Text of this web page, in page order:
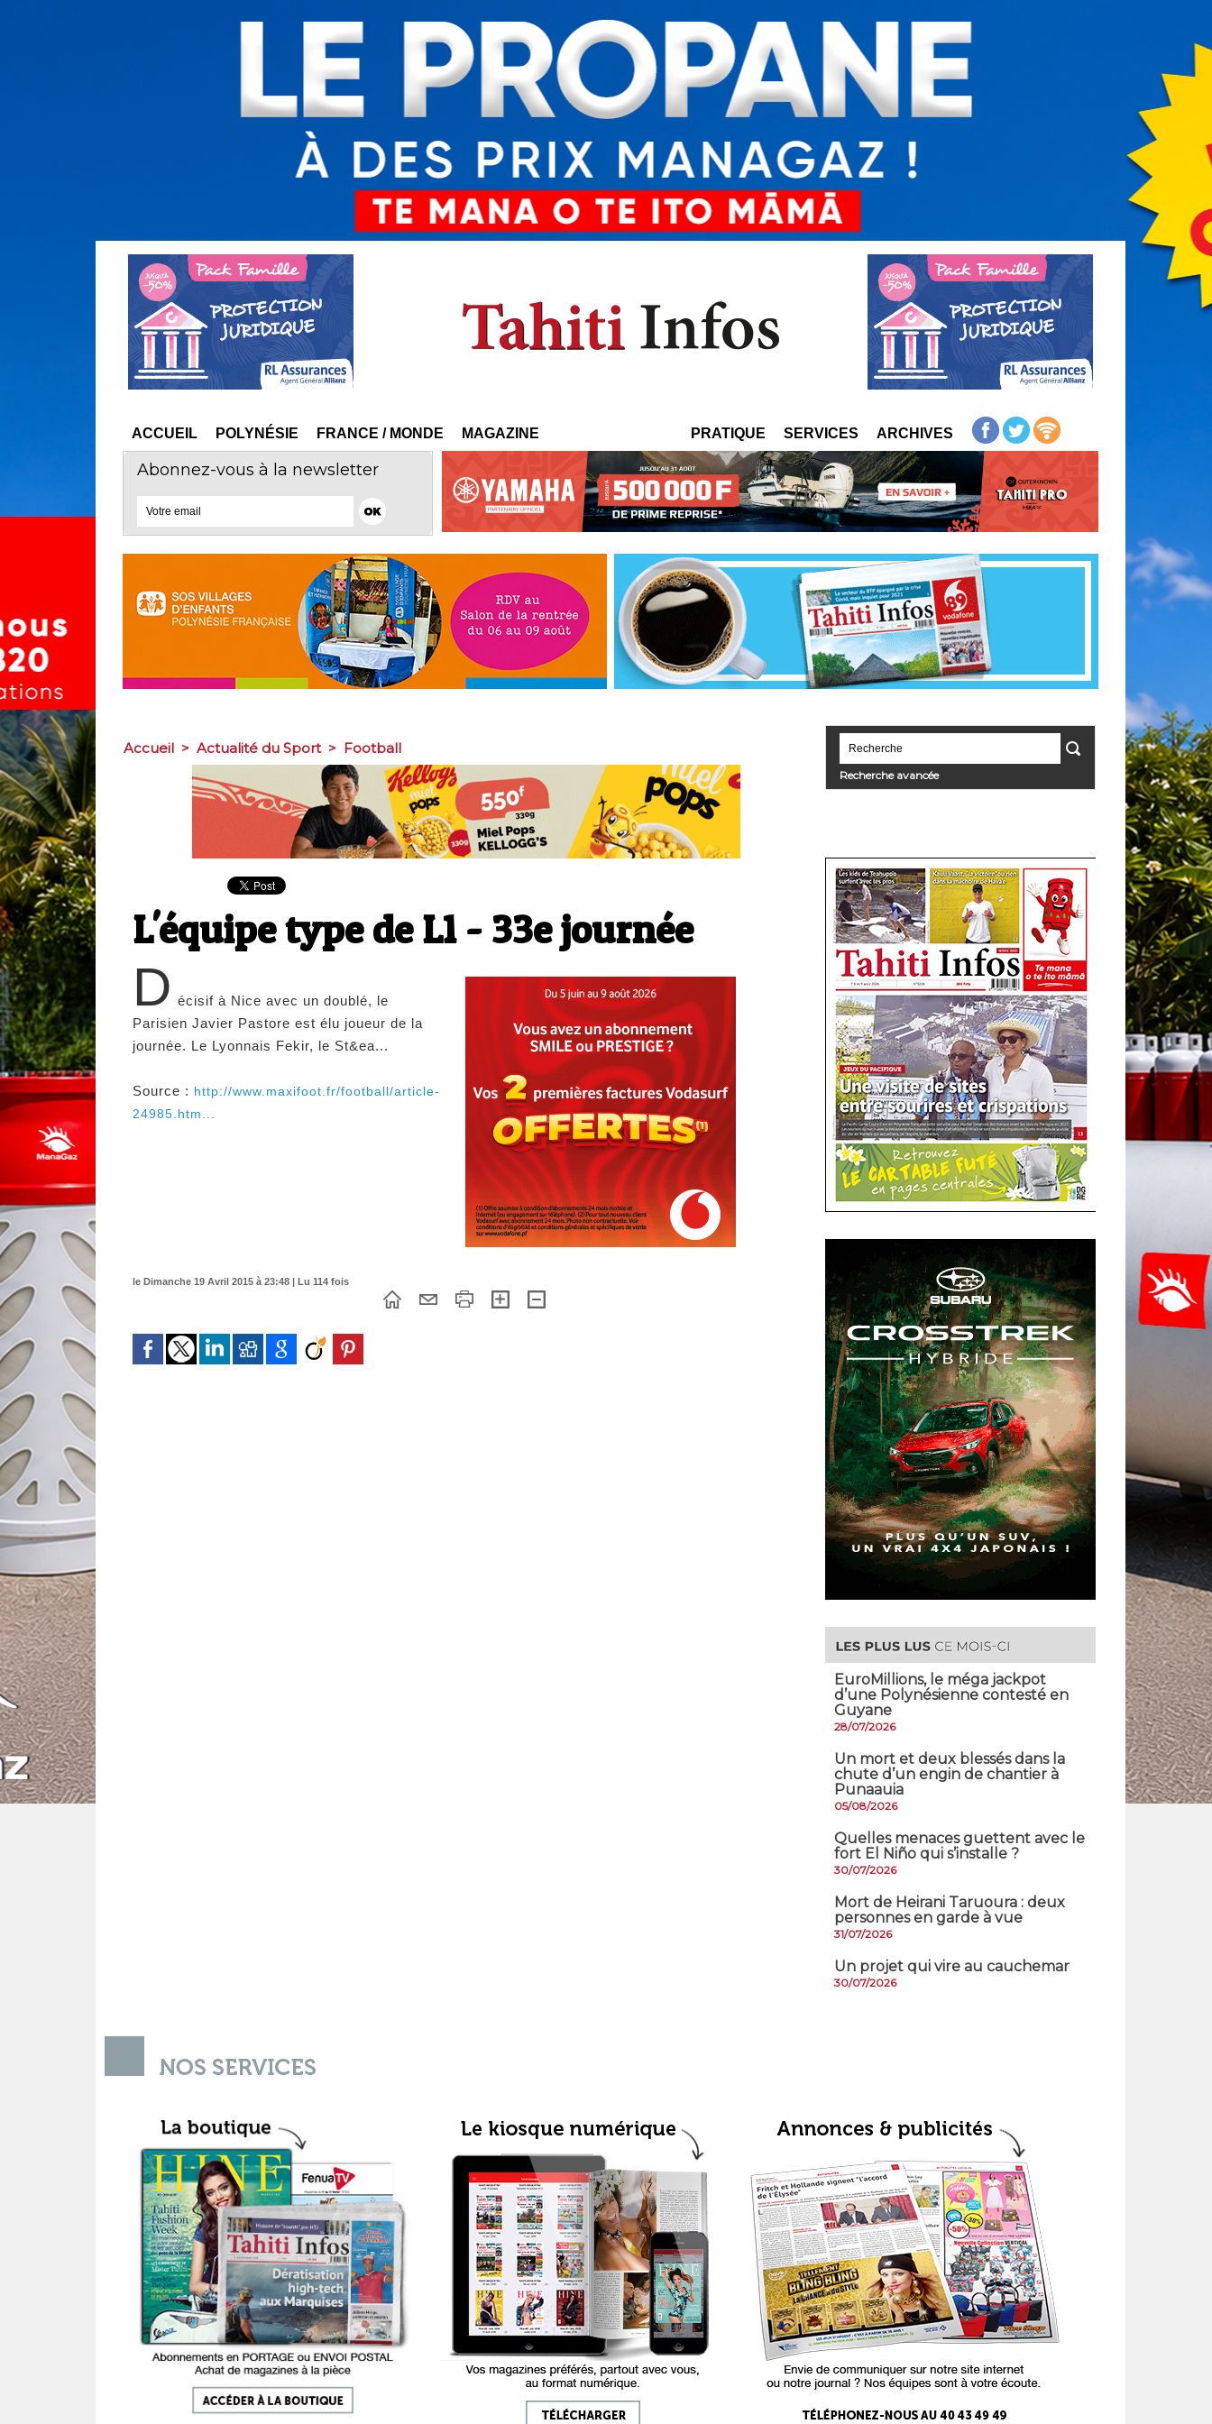
ACCUEIL POLYNÉSIE FRANCE / MONDE MAGAZINE PRATIQUE SERVICES ARCHIVES
Abonnez-vous à la newsletter
Accueil > Actualité du Sport > Football
L'équipe type de L1 - 33e journée
D écisif à Nice avec un doublé, le
Parisien Javier Pastore est élu joueur de la
journée. Le Lyonnais Fekir, le St&ea...
Source : http://www.maxifoot.fr/football/article-
24985.htm...
le Dimanche 19 Avril 2015 à 23:48 | Lu 114 fois
Recherche avancée
EuroMillions, ​le méga jackpot
d’une Polynésienne contesté en
Guyane
28/07/2026
​Un mort et deux blessés dans la
chute d’un engin de chantier à
Punaauia
05/08/2026
Quelles menaces guettent avec le
fort El Niño qui s’installe ?
30/07/2026
Mort de Heirani Taruoura : deux
personnes en garde à vue
31/07/2026
Un projet qui vire au cauchemar
30/07/2026